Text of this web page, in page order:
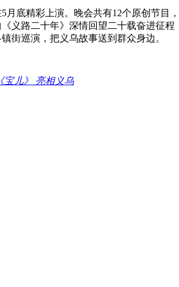
底精彩上演。晚会共有12个原创节目
义路二十年》深情回望二十载奋进征
街巡演，把义乌故事送到群众身边。
宝儿》 亮相义乌